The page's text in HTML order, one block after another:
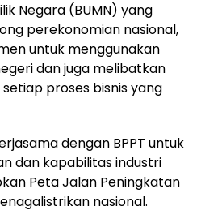
Negara (BUMN) yang
perekonomian nasional,
untuk menggunakan
dan juga melibatkan
proses bisnis yang
dengan BPPT untuk
dan kapabilitas industri
Peta Jalan Peningkatan
nasional.